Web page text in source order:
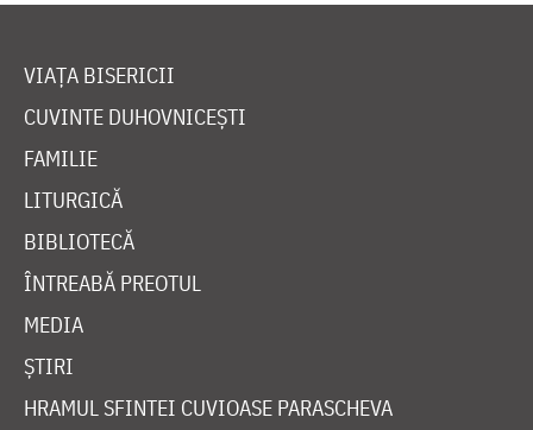
VIAȚA BISERICII
CUVINTE DUHOVNICEȘTI
FAMILIE
LITURGICĂ
BIBLIOTECĂ
ÎNTREABĂ PREOTUL
MEDIA
ȘTIRI
HRAMUL SFINTEI CUVIOASE PARASCHEVA